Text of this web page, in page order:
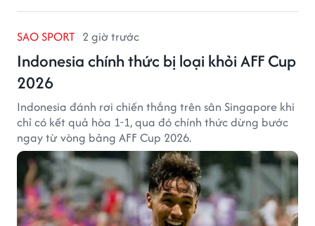
SAO SPORT 2 giờ trước
Indonesia chính thức bị loại khỏi AFF Cup
2026
Indonesia đánh rơi chiến thắng trên sân Singapore khi
chỉ có kết quả hòa 1-1, qua đó chính thức dừng bước
ngay từ vòng bảng AFF Cup 2026.